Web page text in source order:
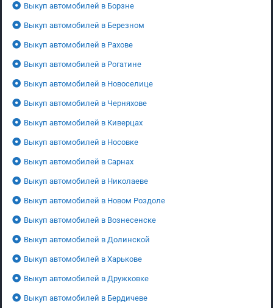
Выкуп автомобилей в Борзне
Выкуп автомобилей в Березном
Выкуп автомобилей в Рахове
Выкуп автомобилей в Рогатине
Выкуп автомобилей в Новоселице
Выкуп автомобилей в Черняхове
Выкуп автомобилей в Киверцах
Выкуп автомобилей в Носовке
Выкуп автомобилей в Сарнах
Выкуп автомобилей в Николаеве
Выкуп автомобилей в Новом Роздоле
Выкуп автомобилей в Вознесенске
Выкуп автомобилей в Долинской
Выкуп автомобилей в Харькове
Выкуп автомобилей в Дружковке
Выкуп автомобилей в Бердичеве